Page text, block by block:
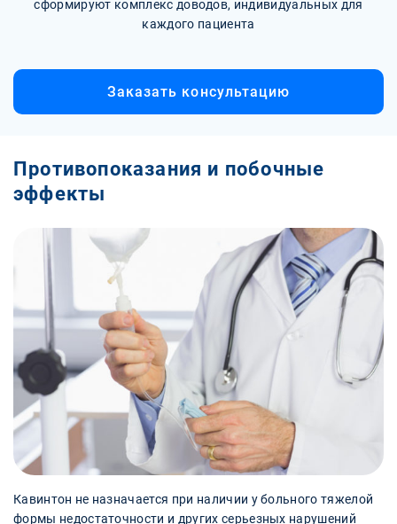
сформируют комплекс доводов, индивидуальных для
каждого пациента
Заказать консультацию
Противопоказания и побочные
эффекты
Кавинтон не назначается при наличии у больного тяжелой
формы недостаточности и других серьезных нарушений